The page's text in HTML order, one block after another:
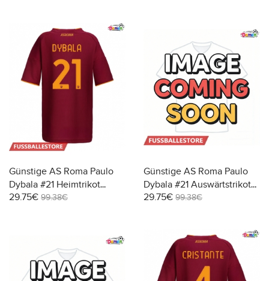
Günstige AS Roma Paulo
Dybala #21 Heimtrikot
Damen 2025-26 Kurzarm
29.75€ 99.38€
Günstige AS Roma Paulo
Dybala #21 Auswärtstrikot
Damen 2025-26 Kurzarm
29.75€ 99.38€